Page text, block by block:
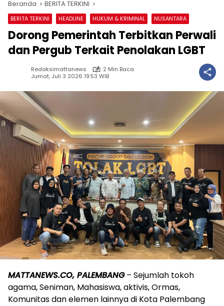
Beranda BERITA TERKINI
BERITA TERKINI HEADLINE HUKUM & KRIMINAL NUSANTARA
Dorong Pemerintah Terbitkan Perwali
dan Pergub Terkait Penolakan LGBT
Redaksimattanews
2 Min Baca
Jumat, Juli 3 2026 19:53 WIB
MATTANEWS.CO, PALEMBANG– Sejumlah tokoh
agama, Seniman, Mahasiswa, aktivis, Ormas,
Komunitas dan elemen lainnya di Kota Palembang